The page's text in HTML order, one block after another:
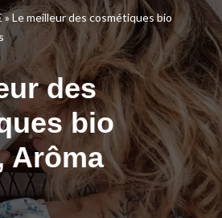
» Le meilleur des cosmétiques bio
des
bio
Arôma